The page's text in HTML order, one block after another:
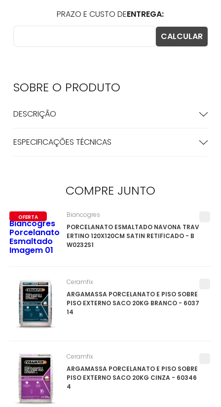
SOBRE O PRODUTO
DESCRIÇÃO
ESPECIFICAÇÕES TÉCNICAS
COMPRE JUNTO
OFERTA
PORCELANATO ESMALTADO NAVONA TRAV
ERTINO 120X120CM SATIN RETIFICADO - B
W0232S1
Biancogres
ARGAMASSA PORCELANATO E PISO SOBRE
PISO EXTERNO SACO 20KG BRANCO - 6037
14
Ceramfix
ARGAMASSA PORCELANATO E PISO SOBRE
PISO EXTERNO SACO 20KG CINZA - 60346
4
Ceramfix